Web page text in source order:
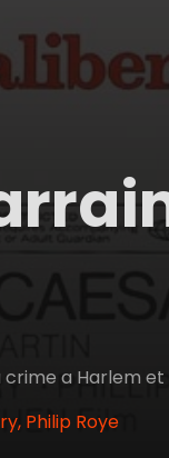
a Harlem
Philip Roye